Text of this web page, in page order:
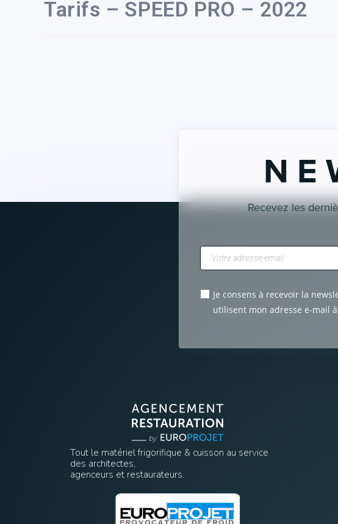
Tarifs – SPEED PRO – 2022
N E
Recevez les
Je consens à recevoir la
utilisent mon adresse e-mail
Tout le matériel frigorifique & cuisson au service
des architectes,
agenceurs et restaurateurs.